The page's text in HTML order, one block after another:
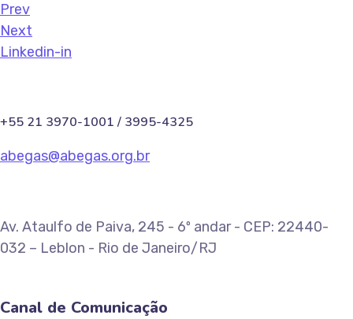
Prev
Next
Linkedin-in
+55 21 3970-1001 / 3995-4325
abegas@abegas.org.br
Av. Ataulfo de Paiva, 245 - 6º andar - CEP: 22440-
032 – Leblon - Rio de Janeiro/RJ
Canal de Comunicação